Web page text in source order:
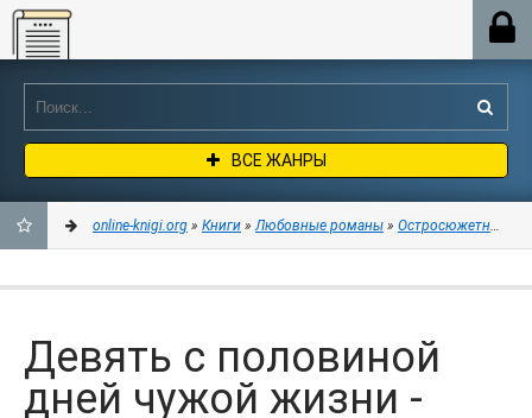
Online-knigi.org
ВСЕ ЖАНРЫ
ЗАКЛАДКИ
online-knigi.org » Книги »Любовные романы » Остросюжетные
Девять с половиной
дней чужой жизни -